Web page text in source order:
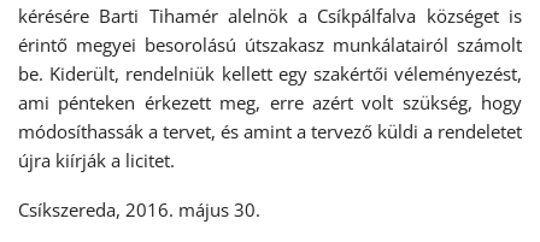
kérésére Barti Tihamér alelnök a Csíkpálfalva községet is
érintő megyei besorolású útszakasz munkálatairól számolt
be. Kiderült, rendelniük kellett egy szakértői véleményezést,
ami pénteken érkezett meg, erre azért volt szükség, hogy
módosíthassák a tervet, és amint a tervező küldi a rendeletet
újra kiírják a licitet.
Csíkszereda, 2016. május 30.